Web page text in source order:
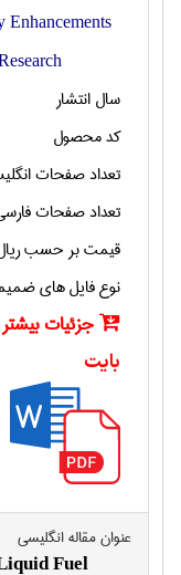
Enhancements
سال انتشار
کد محصول
تعداد صفحات
تعداد صفحات
قیمت بر حسب
نوع فایل های
جزئیات
بایت
عنوان مقاله انگليسی
Fuel